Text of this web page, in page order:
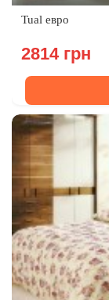
Tual евро
2814 грн